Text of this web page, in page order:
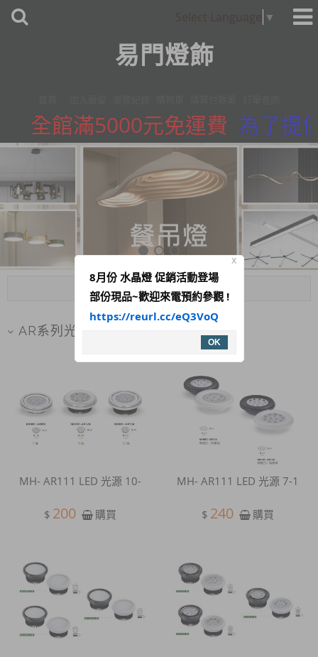
▼
易門燈飾
全館滿5000元免運費 為了提
Menu
AR系列光源
MH- AR111 LED 光源 10-
$ 200 購買
MH- AR111 LED 光源 7-1
$ 240 購買
X
8月份 水晶燈 促銷活動登場
部份現品~歡迎來電預約參觀 !
https://reurl.cc/eQ3VoQ
OK